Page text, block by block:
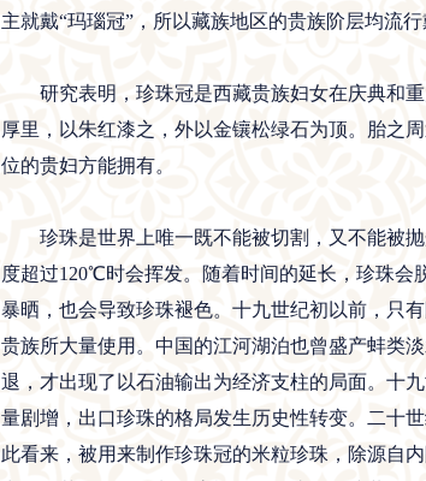
主就戴“玛瑙冠”，所以藏族地区的贵族阶层均流
研究表明，珍珠冠是西藏贵族妇女在庆典和重
厚里，以朱红漆之，外以金镶松绿石为顶。胎之
位的贵妇方能拥有。
珍珠是世界上唯一既不能被切割，又不能被抛
度超过120℃时会挥发。随着时间的延长，珍珠会
暴晒，也会导致珍珠褪色。十九世纪初以前，只
贵族所大量使用。中国的江河湖泊也曾盛产蚌类
退，才出现了以石油输出为经济支柱的局面。十
量剧增，出口珍珠的格局发生历史性转变。二十
此看来，被用来制作珍珠冠的米粒珍珠，除源自